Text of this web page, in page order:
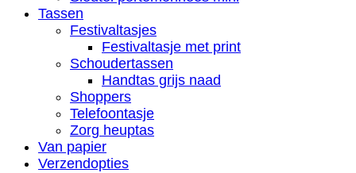
Tassen
Festivaltasjes
Festivaltasje met print
Schoudertassen
Handtas grijs naad
Shoppers
Telefoontasje
Zorg heuptas
Van papier
Verzendopties